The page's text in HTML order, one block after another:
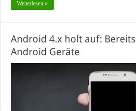
Weiterlesen »
Android 4.x holt auf:
Android Geräte